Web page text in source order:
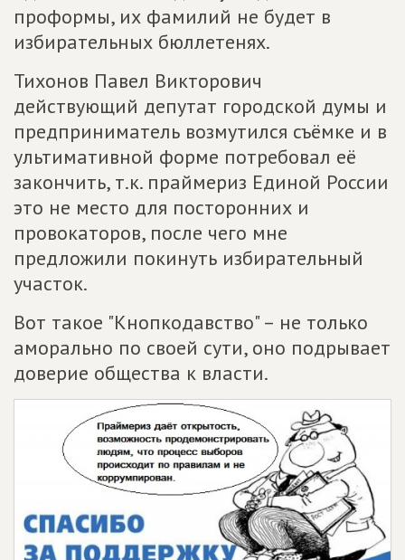
проформы, их фамилий не будет в
избирательных бюллетенях.
Тихонов Павел Викторович
действующий депутат городской думы и
предприниматель возмутился съёмке и в
ультимативной форме потребовал её
закончить, т.к. праймериз Единой России
это не место для посторонних и
провокаторов, после чего мне
предложили покинуть избирательный
участок.
Вот такое "Кнопкодавство" – не только
аморально по своей сути, оно подрывает
доверие общества к власти.